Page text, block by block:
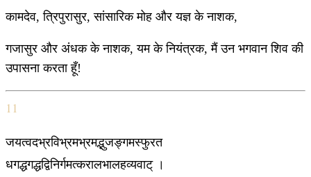
कामदेव, त्रिपुरासुर, सांसारिक मोह और यज्ञ के नाशक,
गजासुर और अंधक के नाशक, यम के नियंत्रक, मैं उन भगवान शिव की
उपासना करता हूँ!
11
जयत्वदभ्रविभ्रमभ्रमद्भुजङ्गमस्फुरत
धगद्धगद्धद्विनिर्गमत्करालभालहव्यवाट् ।